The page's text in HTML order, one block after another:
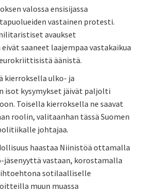
valossa ensisijassa
vastainen protesti.
avaukset
saaneet laajempaa vastakaikua
eurokriittisistä äänistä.
kierroksella ulko- ja
isot kysymykset jäivät paljolti
Toisella kierroksella ne saavat
roolin, valitaanhan tässä Suomen
johtajaa.
haastaa Niinistöä ottamalla
jäsenyyttä vastaan, korostamalla
sotilaalliselle
muun muassa